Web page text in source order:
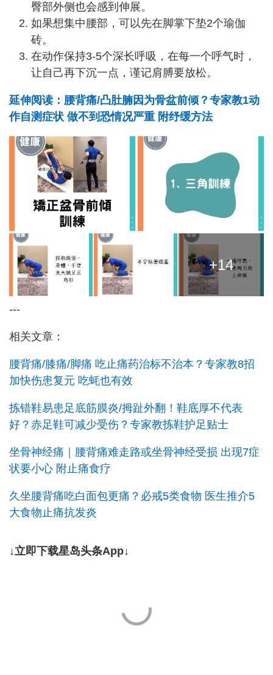
臀部外侧也会感到伸展。
如果想集中腰部，可以先在脚掌下垫2个瑜伽
砖。
在动作保持3-5个深长呼吸，在每一个呼气时，
让自己再下沉一点，谨记肩膊要放松。
延伸阅读：腰背痛/凸肚腩因为骨盆前倾？专家教1动
作自测症状 做不到恐情况严重 附纾缓方法
+14
---
相关文章：
腰背痛/膝痛/脚痛 吃止痛药治标不治本？专家教8招
加快伤患复元 吃蚝也有效
拣错鞋易患足底筋膜炎/拇趾外翻！鞋底厚不代表
好？赤足鞋可减少受伤？专家教拣鞋护足贴士
坐骨神经痛｜腰背痛难走路或坐骨神经受损 出现7症
状要小心 附止痛食疗
久坐腰背痛吃白面包更痛？必戒5类食物 医生推介5
大食物止痛抗发炎
↓立即下载星岛头条App↓